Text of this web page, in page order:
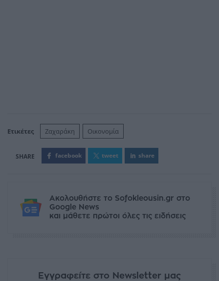
Ετικέτες Ζαχαράκη Οικονομία
facebook tweet share
Ακολουθήστε το Sofokleousin.gr στο
Google News
και μάθετε πρώτοι όλες τις ειδήσεις
Εγγραφείτε στο Newsletter μας